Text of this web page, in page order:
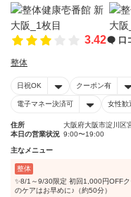
3.42 口
整体
日祝OK クーポン有
電子マネー決済可 女性歓
住所
大阪府大阪市淀川区
本日の営業状況 9:00〜19:00
主なメニュー
整体
✨8/1～9/30限定 初回1,000円OFF
のケアはお早めに♪（約50分）